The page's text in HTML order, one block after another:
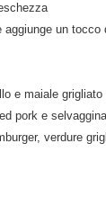
un tocco
e maiale grigliato
pork e selvaggina
verdure